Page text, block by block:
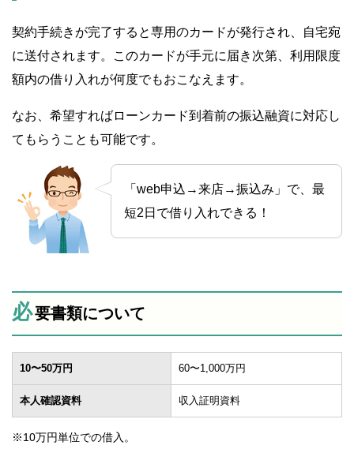
契約手続きが完了すると専用のカードが発行され、自宅宛
に送付されます。このカードが手元に届き次第、利用限度
額内の借り入れが何度でもおこなえます。
なお、希望すればローンカード到着前の振込融資に対応し
てもらうことも可能です。
「web申込→来店→振込み」で、最
短2日で借り入れできる！
必要書類について
10〜50万円 60〜1,000万円
本人確認資料 収入証明資料
※10万円単位での借入。